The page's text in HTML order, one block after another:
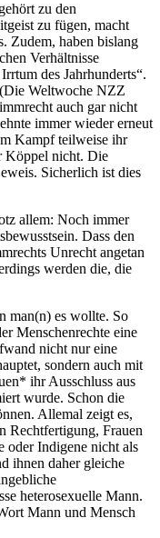
zu den
zu fügen, macht
Zudem, haben bislang
Verhältnisse
des Jahrhunderts“.
Weltwoche NZZ
auch gar nicht
immer wieder erneut
Kampf teilweise ihr
Köppel nicht. Die
Sicherlich ist dies
allem: Noch immer
Dass den
Unrecht angetan
werden die, die
man(n) es wollte. So
Menschenrechte eine
nicht nur eine
sondern auch mit
ihr Ausschluss aus
wurde. Schon die
Allemal zeigt es,
Rechtfertigung, Frauen
oder Indigene nicht als
ihnen daher gleiche
heterosexuelle Mann.
Mann und Mensch